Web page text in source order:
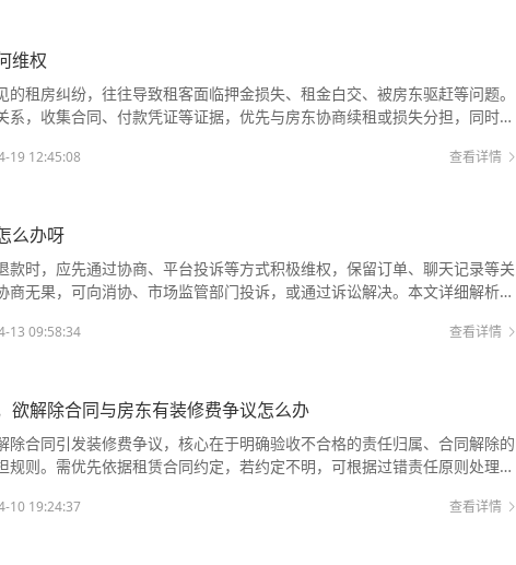
立即收集能证明劳动关系及欠薪事
限于：书面劳动合同、工资条、银行转账记录（标注“工资”）、考勤记录
）、工牌、与老板的聊天记录（催薪对话）、工作群通知、店铺营业执照信
信用信息公示系统”查询店铺注册主体）等。若未签订合同，同事证言（需
老板或实际管理人）沟通，明确提出支付欠薪的要求，可通过书面形式（如
区（县）劳动保障监察大队投诉，填写《投诉登记表》并提交证据材料。劳
作日内决定是否受理，受理后会责令店铺限期支付，这是快速解决欠薪的
动仲裁：若投诉后店铺仍不支付，或对投诉结果不满意，需在欠薪发生之
时效）向劳动合同履行地或店铺注册地的劳动争议仲裁委员会申请仲裁。
方信息、仲裁请求（如支付拖欠工资、加付赔偿金）、事实理由及证据清
方法： 欠薪赔偿主要包括两部分：拖欠的工资
1. 工资本金：按实际拖欠的工资金额计算，包括基本工资、绩效工资、奖
合同约定或实际发放标准为准。例如，约定月工资5000元，拖欠3个月，则
政部门责令限期支付后仍未支付；二是主观上存在“未足额支付”的故意。赔
危及人身、财产安全的商品和服务，应当向消费者作出真实的说明和明确的
正确使用商品或者接受服务的方法以及防止危害发生的方法。若产品存在缺
修理、更换、退货、赔偿损失等责任。 不合格产品的界定：产品不合格通
品的国家标准、行业标准，若无相关标准，则以社会普遍公认的安全、卫生
商品或者装饰装修等服务，自接受商品或者服务之日起六个月内发现瑕疵，
者承担有关瑕疵的举证责任。这在一定程度上减轻了消费者的举证压力。
止使用并保留证据：发现产品不合格后，应立即停止使用该产品，避免造
时，要全面保留相关证据，包括购物凭证（如发票、订单截图、支付记
视频等。这些证据是后续维权的关键。 2. 及时与商家沟通协商：在保留好
家出示相关证据，增强自己的说服力。 3. 向相关平台或机构投诉：如果与
者可以向购买商品的平台（如电商平台）投诉。平台通常有专门的投诉处理
此外，还可以向当地消费者协会（12315）或市场监督管理部门投诉。投诉
信息、商家信息、产品信息及相关证据，说明投诉理由和诉求。 4. 申请仲
诉后问题仍未得到解决，消费者可以根据与商家达成的仲裁协议，向仲裁机
有权依据相关法律法规，通过一系列合法途径维护自身权益。本文将从法律
买了一台电热水壶，使用时发现漏电，这就是典型的产品不合格问题，小王
应责任。 法律解析： 消费者的基本权利：根据《消费者权益保护法》，消
、知悉真情权、自主选择权、公平交易权、获得赔偿权等。产品不合格直接
危及人身、财产安全的商品和服务，应当向消费者作出真实的说明和明确的
正确使用商品或者接受服务的方法以及防止危害发生的方法。若产品存在缺
修理、更换、退货、赔偿损失等责任。 不合格产品的界定：产品不合格通
品的国家标准、行业标准，若无相关标准，则以社会普遍公认的安全、卫生
商品或者装饰装修等服务，自接受商品或者服务之日起六个月内发现瑕疵，
者承担有关瑕疵的举证责任。这在一定程度上减轻了消费者的举证压力。
止使用并保留证据：发现产品不合格后，应立即停止使用该产品，避免造
时，要全面保留相关证据，包括购物凭证（如发票、订单截图、支付记
视频等。这些证据是后续维权的关键。 2. 及时与商家沟通协商：在保留好
维权
的租房纠纷，往往导致租客面临押金损失、租金白交、被房东驱赶等问题。
系，收集合同、付款凭证等证据，优先与房东协商续租或损失分担，同时可
跑了租客如何维权 在租房市场中，“中介跑路”已
的困境。例如，租客小王通过中介租了一套房，一次性支付了半年租金及押
家可归的风险。这种情况下，租客如何合法维权、追回损失，成为亟待解决
或中介作为代理人的委托合同关系），中介与房东之间通常是委托代理关系
东之间形成间接租赁合同关系，租客已支付租金的情况下，房东无权要求租
授权擅自转租，房东有权解除与中介的合同，但根据“买卖不破租赁”的延伸
第三人，在已支付合理租金的情况下，可主张继续居住至租期届满（需证明
支付凭证（转账记录、收据）、与中介的沟通记录（微信、短信、邮件）、
19 12:45:08 查看详情
么办呀
款时，应先通过协商、平台投诉等方式积极维权，保留订单、聊天记录等关
商无果，可向消协、市场监管部门投诉，或通过诉讼解决。本文详细解析法
商家拒绝退款的情况，比如商品存在质量问题、商家未按约定发货、或符合
应对，避免“维权无门”的困境。 例如，小王网购了一双运动鞋，收货后发现
消费者享有明确的退
商品存在质量问题或与描述不符的情况，消费者有权要求退货、更换或修
拒绝。例如，购买的家电无法正常使用、衣服存在破损等，商家必须承担退
13 09:58:34 查看详情
欲解除合同与房东有装修费争议怎么办
除合同引发装修费争议，核心在于明确验收不合格的责任归属、合同解除的
规则。需优先依据租赁合同约定，若约定不明，可根据过错责任原则处理。
或双方混合过错，则需按责任比例分担。建议先固定验收不合格证据，协商
10 19:24:37 查看详情